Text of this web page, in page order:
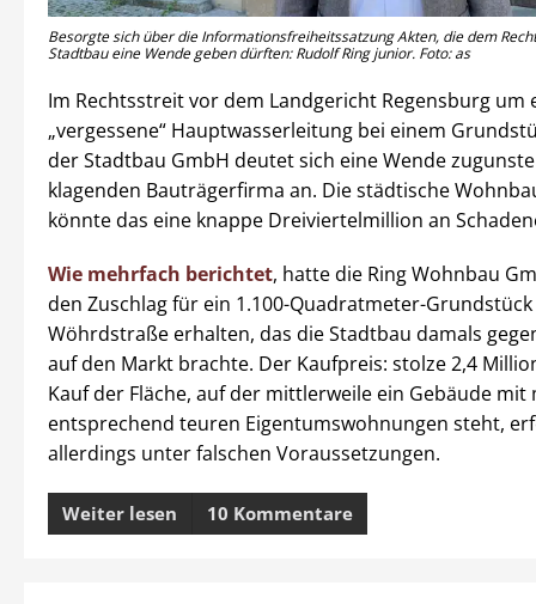
Besorgte sich über die Informationsfreiheitssatzung Akten, die dem
Stadtbau eine Wende geben dürften: Rudolf Ring junior. Foto: as
Im Rechtsstreit vor dem Landgericht Regensburg um
„vergessene“ Hauptwasserleitung bei einem
der Stadtbau GmbH deutet sich eine Wende
klagenden Bauträgerfirma an. Die städtische
könnte das eine knappe Dreiviertelmillion an
Wie mehrfach berichtet, hatte die Ring Wohnbau
den Zuschlag für ein 1.100-Quadratmeter-
Wöhrdstraße erhalten, das die Stadtbau damals
auf den Markt brachte. Der Kaufpreis: stolze 2,4
Kauf der Fläche, auf der mittlerweile ein Gebäude mit
entsprechend teuren Eigentumswohnungen steht,
allerdings unter falschen Voraussetzungen.
Weiter lesen 10 Kommentare